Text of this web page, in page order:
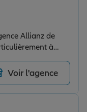
Allianz de
qui m’ont
de travail. Ils
bénéficier de
une
Voir l'agence